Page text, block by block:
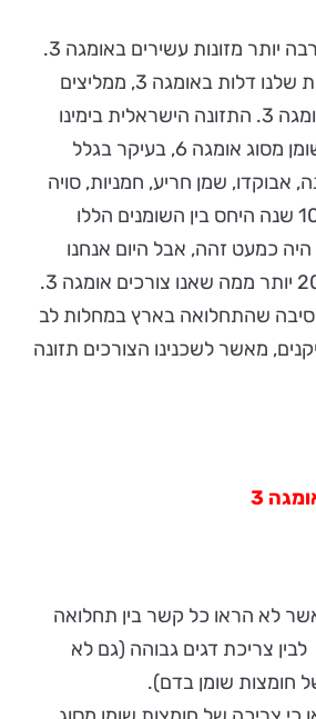
בעבר, צרך האדם הרבה יותר מזונות עשירים באומגה 3.
כיום, בגלל שהארוחות שלנו דלות באומגה 3, ממליצים
לצרוך תוספים של אומגה 3. התזונה הישראלית בימינו
מעלה את צריכת השומן מסוג אומגה 6, בעיקר בגלל
אבוקדו, שמן חריע, חמניות, סויה
ותירס. עד לפני כ-100 שנה היחס בין השומנים הללו
6 ואומגה 3) היה כמעט זהה, אבל היום אנחנו
צורכים אומגה 6 פי 20 יותר ממה שאנו צורכים אומגה 3.
שהתחלואה בארץ במחלות לב
מאשר לשכנינו הצורכים תזונה
3
לא הראו כל קשר בין תחלואה
צריכת דגים גבוהה (גם לא
של חומצות שומן בדם).